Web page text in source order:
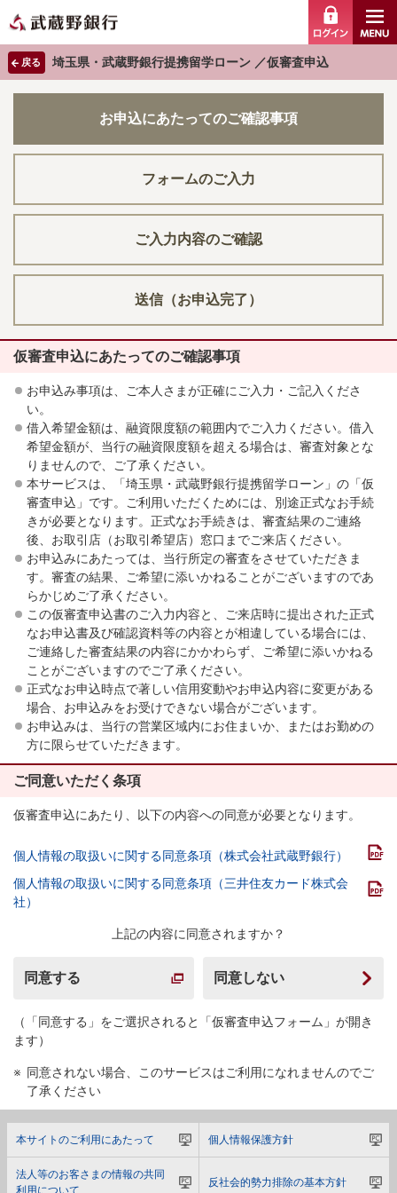
ログイ
戻る 埼玉県・武蔵野銀行提携留学ローン ／仮審査申込
お申込にあたってのご確認事項
フォームのご入力
ご入力内容のご確認
送信（お申込完了）
仮審査申込にあたってのご確認事項
お申込み事項は、ご本人さまが正確にご入力・ご記入くださ
い。
借入希望金額は、融資限度額の範囲内でご入力ください。借入
希望金額が、当行の融資限度額を超える場合は、審査対象とな
りませんので、ご了承ください。
本サービスは、「埼玉県・武蔵野銀行提携留学ローン」の「仮
審査申込」です。ご利用いただくためには、別途正式なお手続
きが必要となります。正式なお手続きは、審査結果のご連絡
後、お取引店（お取引希望店）窓口までご来店ください。
お申込みにあたっては、当行所定の審査をさせていただきま
す。審査の結果、ご希望に添いかねることがございますのであ
らかじめご了承ください。
この仮審査申込書のご入力内容と、ご来店時に提出された正式
なお申込書及び確認資料等の内容とが相違している場合には、
ご連絡した審査結果の内容にかかわらず、ご希望に添いかねる
ことがございますのでご了承ください。
正式なお申込時点で著しい信用変動やお申込内容に変更がある
場合、お申込みをお受けできない場合がございます。
お申込みは、当行の営業区域内にお住まいか、またはお勤めの
方に限らせていただきます。
ご同意いただく条項
仮審査申込にあたり、以下の内容への同意が必要となります。
個人情報の取扱いに関する同意条項（株式会社武蔵野銀行）
個人情報の取扱いに関する同意条項（三井住友カード株式会
社）
上記の内容に同意されますか？
同意する 同意しない
（「同意する」をご選択されると「仮審査申込フォーム」が開き
ます）
同意されない場合、このサービスはご利用になれませんのでご
了承ください
本サイトのご利用にあたって 個人情報保護方針
法人等のお客さまの情報の共同
利用について
反社会的勢力排除の基本方針